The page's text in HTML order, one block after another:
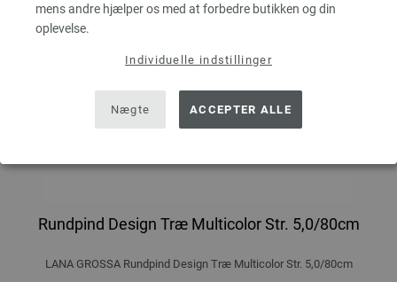
mens andre hjælper os med at forbedre butikken og din
oplevelse.
Individuelle indstillinger
Nægte ACCEPTER ALLE
Rundpind Design Træ Multicolor Str. 5,0/80cm
LANA GROSSA Rundpind Design Træ Multicolor Str. 5,0/80cm